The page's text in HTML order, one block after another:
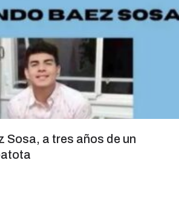
Sosa, a tres años de un